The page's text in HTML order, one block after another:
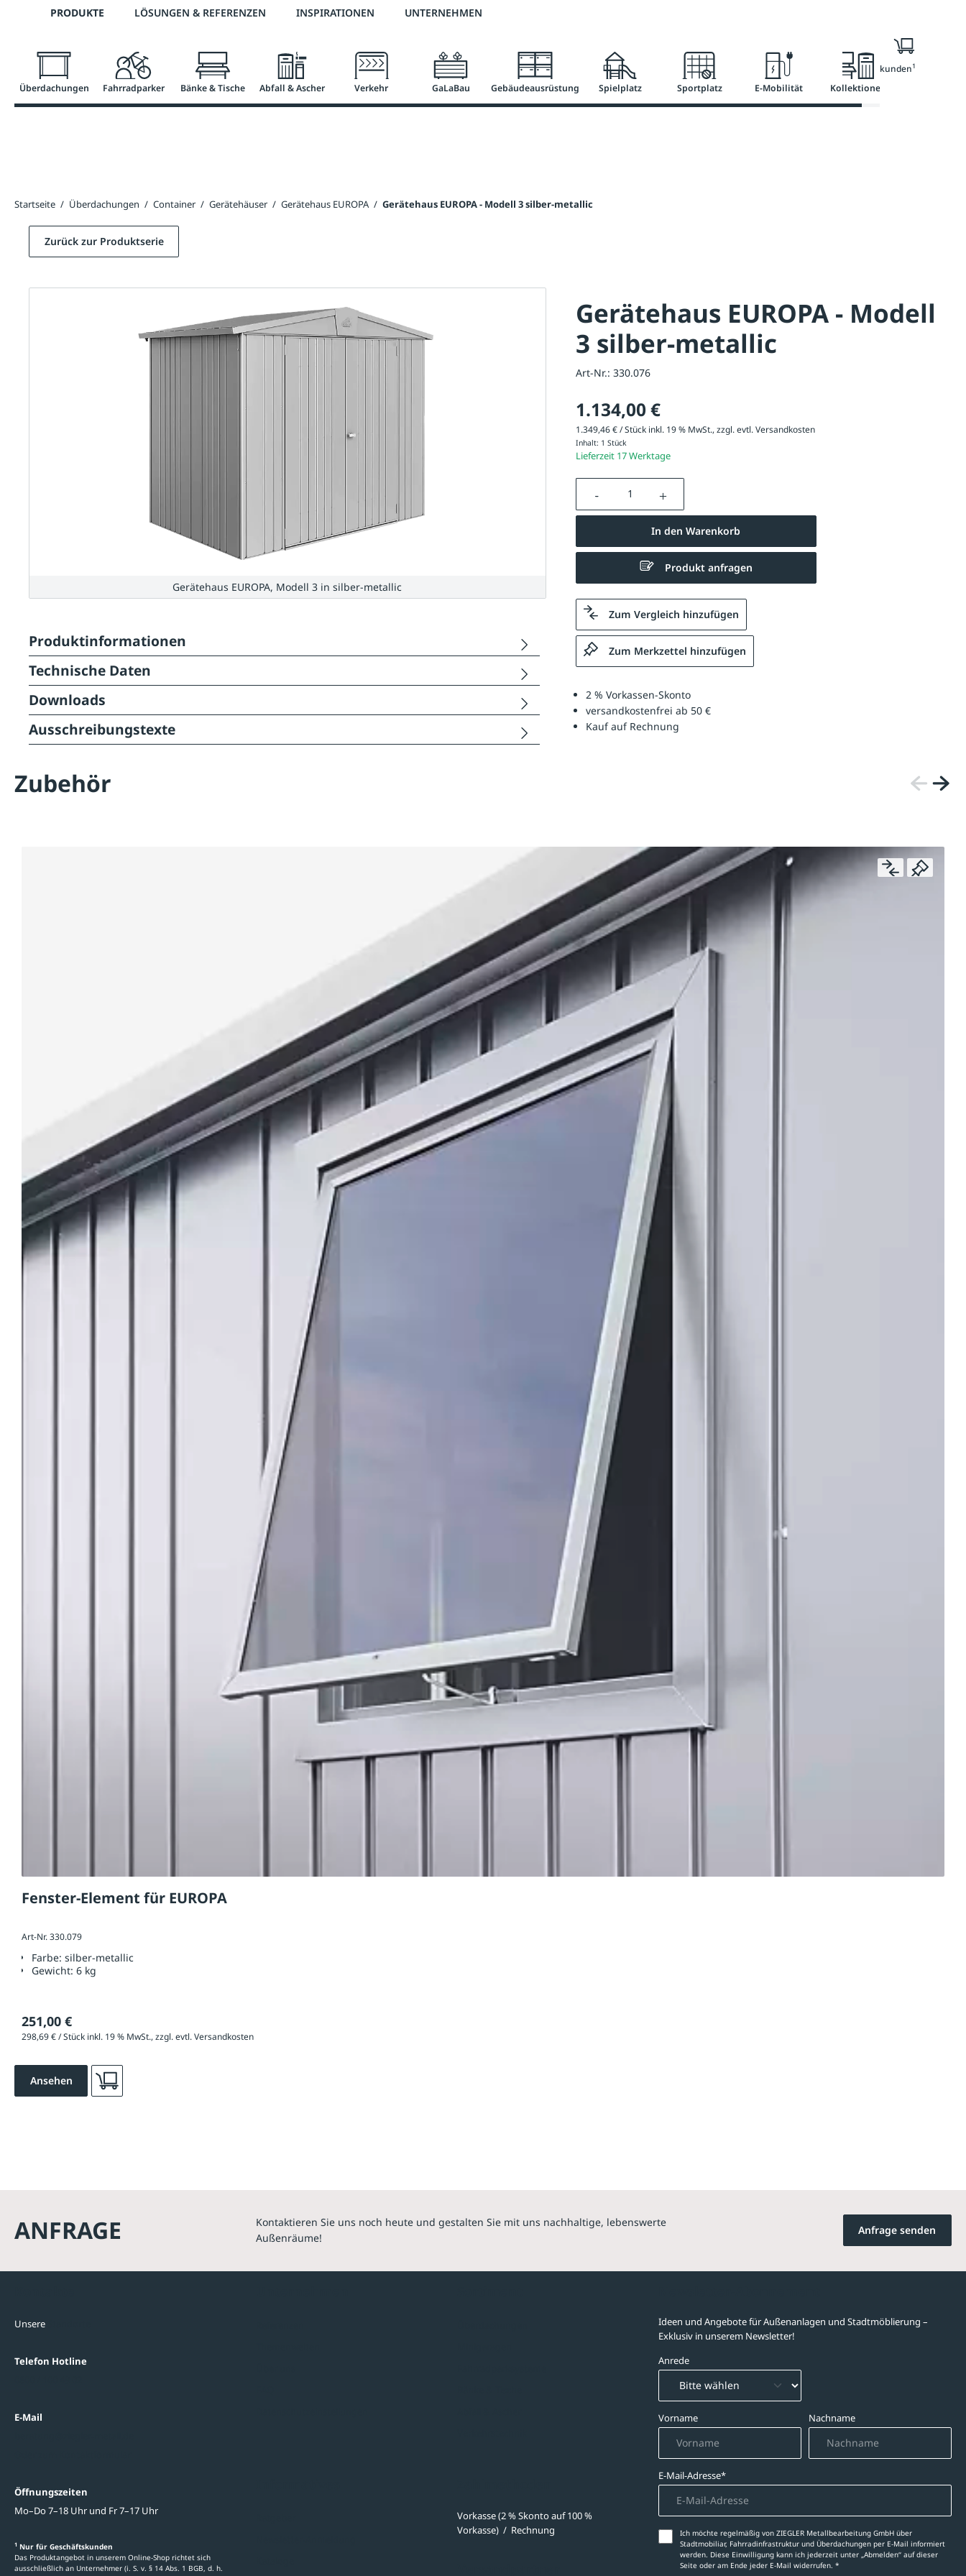
Zur Hauptnavigation springen
Telefon: 0800 / 100 49 02 2 % Vorkassen-Skonto versandkostenfrei ab 50 €
PRODUKTE LÖSUNGEN & REFERENZEN INSPIRATIONEN UNTERNEHMEN
Überdachungen Fahrradparker Bänke & Tische Abfall & Ascher Verkehr GaLaBau Gebäudeausrüstung Spielplatz Sportplatz E-Mobilität Kollektionen
Nur für Geschäftskunden1
Startseite / Überdachungen / Container / Gerätehäuser / Gerätehaus EUROPA / Gerätehaus EUROPA - Modell 3 silber-metallic
Gerätehaus EUROPA - Modell
3 silber-metallic
Art-Nr.: 330.076
1.134,00 €
1.349,46 € / Stück inkl. 19 % MwSt., zzgl. evtl.Versandkosten
Inhalt: 1 Stück
Lieferzeit 17 Werktage
Produkt Anzahl: Gib den gewünschten Wert ein oder
In den Warenkorb
Produkt anfragen
Zum Vergleich hinzufügen
Zum Merkzettel hinzufügen
2 % Vorkassen-Skonto
versandkostenfrei ab 50 €
Kauf auf Rechnung
Zurück zur Produktserie
Gerätehaus EUROPA, Modell 3 in silber-metallic
Produktinformationen
Technische Daten
Downloads
Ausschreibungstexte
Zubehör
Fenster-Element für EUROPA
Art-Nr. 330.079
Farbe: silber-metallic
Gewicht: 6 kg
251,00 €
298,69 € / Stück inkl. 19 % MwSt., zzgl. evtl. Versandkosten
Ansehen
ANFRAGE
Kontaktieren Sie uns noch heute und gestalten Sie mit uns nachhaltige, lebenswerte
Außenräume!
Anfrage senden
Unsere
Telefon Hotline
E-Mail
Öffnungszeiten
Mo–Do 7–18 Uhr und Fr 7–17 Uhr
1 Nur für Geschäftskunden
Das Produktangebot in unserem Online-Shop richtet sich
ausschließlich an Unternehmer (i. S. v. § 14 Abs. 1 BGB, d. h.
Vorkasse (2 % Skonto auf 100 %
Vorkasse) / Rechnung
Ideen und Angebote für Außenanlagen und Stadtmöblierung –
Exklusiv in unserem Newsletter!
Anrede
Vorname Nachname
E-Mail-Adresse*
Ich möchte regelmäßig von ZIEGLER Metallbearbeitung GmbH über
Stadtmobiliar, Fahrradinfrastruktur und Überdachungen per E-Mail informiert
werden. Diese Einwilligung kann ich jederzeit unter „Abmelden‘‘ auf dieser
Seite oder am Ende jeder E-Mail widerrufen. *